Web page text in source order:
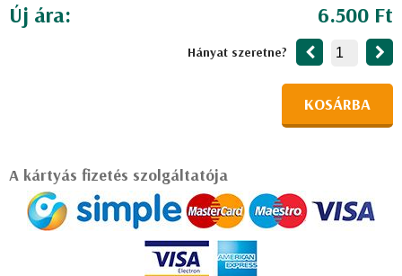
Új ára: 6.500 Ft
Hányat szeretne?
KOSÁRBA
A kártyás fizetés szolgáltatója